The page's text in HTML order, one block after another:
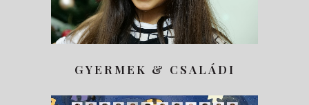
GYERMEK & CSALÁDI